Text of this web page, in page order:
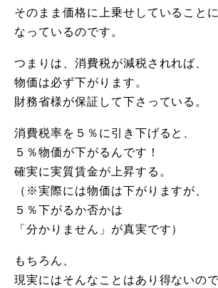
そのまま価格に上乗せしていることに
なっているのです。
つまりは、消費税が減税されれば、
物価は必ず下がります。
財務省様が保証して下さっている。
消費税率を５％に引き下げると、
５％物価が下がるんです！
確実に実質賃金が上昇する。
（※実際には物価は下がりますが、
５％下がるか否かは
「分かりません」が真実です）
もちろん、
現実にはそんなことはあり得ないので